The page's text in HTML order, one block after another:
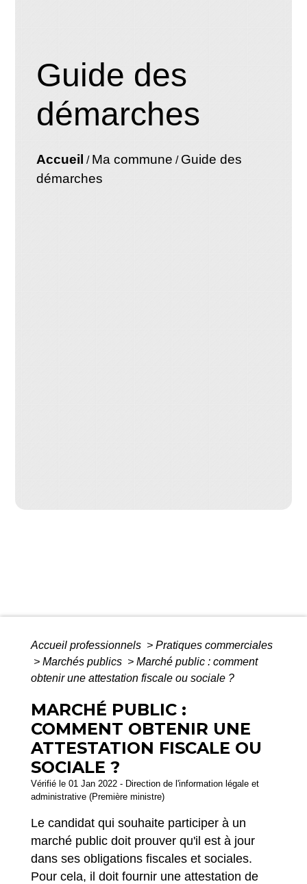
Guide des
démarches
Accueil / Ma commune / Guide des
démarches
Accueil professionnels > Pratiques commerciales
> Marchés publics > Marché public : comment
obtenir une attestation fiscale ou sociale ?
MARCHÉ PUBLIC :
COMMENT OBTENIR UNE
ATTESTATION FISCALE OU
SOCIALE ?
Vérifié le 01 Jan 2022 - Direction de l'information légale et
administrative (Première ministre)
Le candidat qui souhaite participer à un
marché public doit prouver qu'il est à jour
dans ses obligations fiscales et sociales.
Pour cela, il doit fournir une attestation de